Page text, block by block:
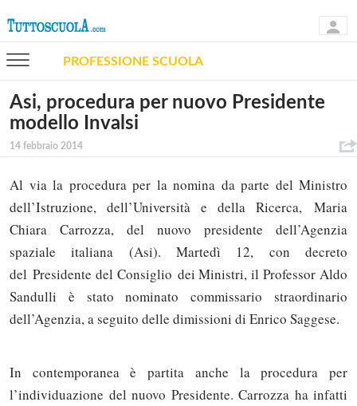
PROFESSIONE SCUOLA
Asi, procedura per nuovo Presidente
modello Invalsi
14 febbraio 2014
Al via la procedura per la nomina da parte del Ministro
dell’Istruzione, dell’Università e della Ricerca, Maria
Chiara Carrozza, del nuovo presidente dell’Agenzia
spaziale italiana (Asi). Martedì 12, con decreto
del Presidente del Consiglio dei Ministri, il Professor Aldo
Sandulli è stato nominato commissario straordinario
dell’Agenzia, a seguito delle dimissioni di Enrico Saggese.
In contemporanea è partita anche la procedura per
l’individuazione del nuovo Presidente. Carrozza ha infatti